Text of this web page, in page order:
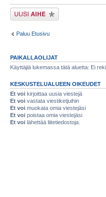
Lähetä uusi viesti
Paluu Etusivu
PAIKALLAOLIJAT
Käyttäjiä lukemassa tätä aluetta: Ei
KESKUSTELUALUEEN OIKEUDET
Et voi kirjoittaa uusia viestejä
Et voi vastata viestiketjuihin
Et voi muokata omia viestejäsi
Et voi poistaa omia viestejäsi
Et voi lähettää liitetiedostoja.